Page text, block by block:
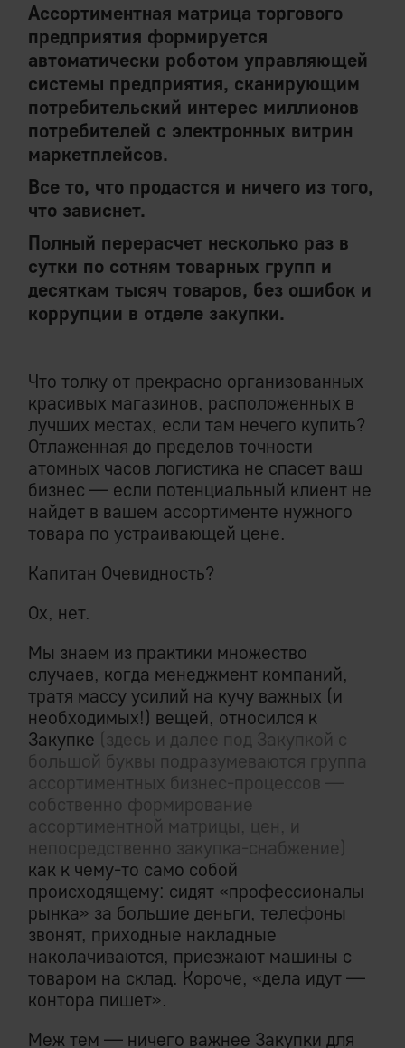
Ассортиментная матрица торгового
предприятия формируется
автоматически роботом управляющей
системы предприятия, сканирующим
потребительский интерес миллионов
потребителей с электронных витрин
маркетплейсов.
Все то, что продастся и ничего из того,
что зависнет.
Полный перерасчет несколько раз в
сутки по сотням товарных групп и
десяткам тысяч товаров, без ошибок и
коррупции в отделе закупки.
Что толку от прекрасно организованных
красивых магазинов, расположенных в
лучших местах, если там нечего купить?
Отлаженная до пределов точности
атомных часов логистика не спасет ваш
бизнес — если потенциальный клиент не
найдет в вашем ассортименте нужного
товара по устраивающей цене.
Капитан Очевидность?
Ох, нет.
Мы знаем из практики множество
случаев, когда менеджмент компаний,
тратя массу усилий на кучу важных (и
необходимых!) вещей, относился к
Закупке (здесь и далее под Закупкой с
большой буквы подразумеваются группа
ассортиментных бизнес-процессов —
собственно формирование
ассортиментной матрицы, цен, и
непосредственно закупка-снабжение)
как к чему-то само собой
происходящему: сидят «профессионалы
рынка» за большие деньги, телефоны
звонят, приходные накладные
наколачиваются, приезжают машины с
товаром на склад. Короче, «дела идут —
контора пишет».
Меж тем — ничего важнее Закупки для